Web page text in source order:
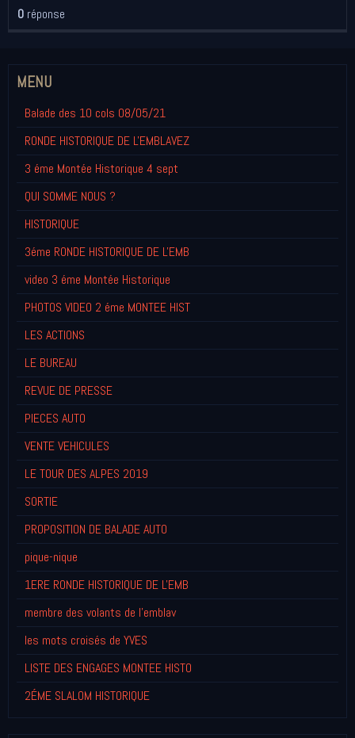
0 réponse
MENU
Balade des 10 cols 08/05/21
RONDE HISTORIQUE DE L'EMBLAVEZ
3 éme Montée Historique 4 sept
QUI SOMME NOUS ?
HISTORIQUE
3éme RONDE HISTORIQUE DE L'EMB
video 3 éme Montée Historique
PHOTOS VIDEO 2 éme MONTEE HIST
LES ACTIONS
LE BUREAU
REVUE DE PRESSE
PIECES AUTO
VENTE VEHICULES
LE TOUR DES ALPES 2019
SORTIE
PROPOSITION DE BALADE AUTO
pique-nique
1ERE RONDE HISTORIQUE DE L'EMB
membre des volants de l'emblav
les mots croisés de YVES
LISTE DES ENGAGES MONTEE HISTO
2ÉME SLALOM HISTORIQUE